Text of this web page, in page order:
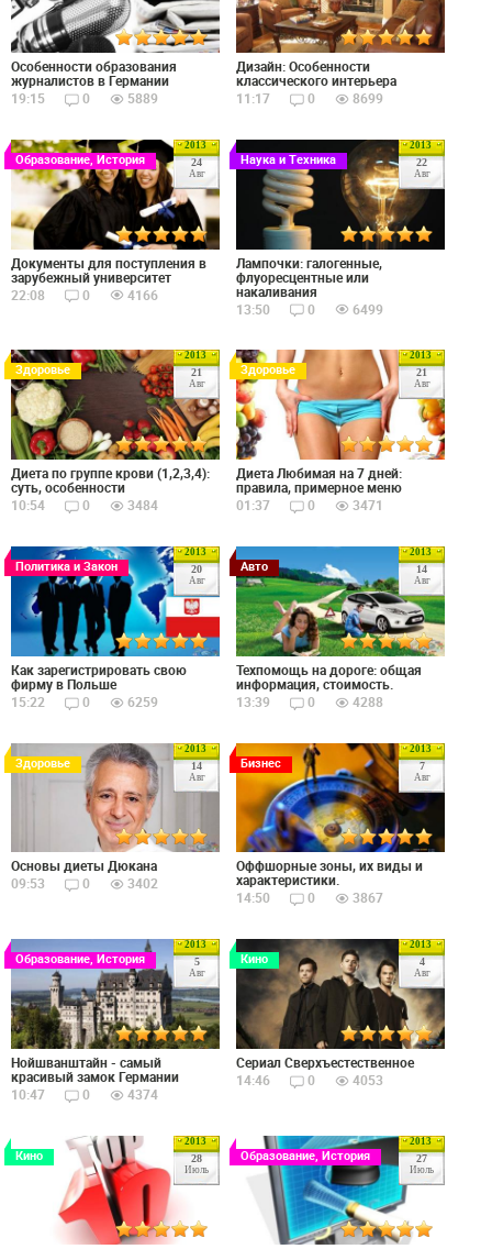
Особенности образования
журналистов в Германии
19:15
0 5889
Дизайн: Особенности
классического интерьера
11:17
0 8699
2013
24
Авг
Образование, История
Документы для поступления в
зарубежный университет
22:08
0 4166
2013
22
Авг
Наука и Техника
Лампочки: галогенные,
флуоресцентные или
накаливания
13:50
0 6499
2013
21
Авг
Здоровье
Диета по группе крови (1,2,3,4):
суть, особенности
10:54
0 3484
2013
21
Авг
Здоровье
Диета Любимая на 7 дней:
правила, примерное меню
01:37
0 3471
2013
20
Авг
Политика и Закон
Как зарегистрировать свою
фирму в Польше
15:22
0 6259
2013
14
Авг
Авто
Техпомощь на дороге: общая
информация, стоимость.
13:39
0 4288
2013
14
Авг
Здоровье
Основы диеты Дюкана
09:53
0 3402
2013
7
Авг
Бизнес
Оффшорные зоны, их виды и
характеристики.
14:50
0 3867
2013
5
Авг
Образование, История
Нойшванштайн - самый
красивый замок Германии
10:47
0 4374
2013
4
Авг
Кино
Сериал Сверхъестественное
14:46
0 4053
2013
28
Июль
Кино
2013
27
Июль
Образование, История